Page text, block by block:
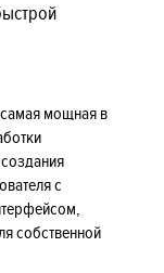
самая мощная в
с
собственной